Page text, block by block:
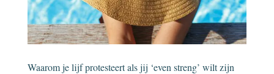
Waarom je lijf protesteert als jij ‘even streng’ wilt zijn